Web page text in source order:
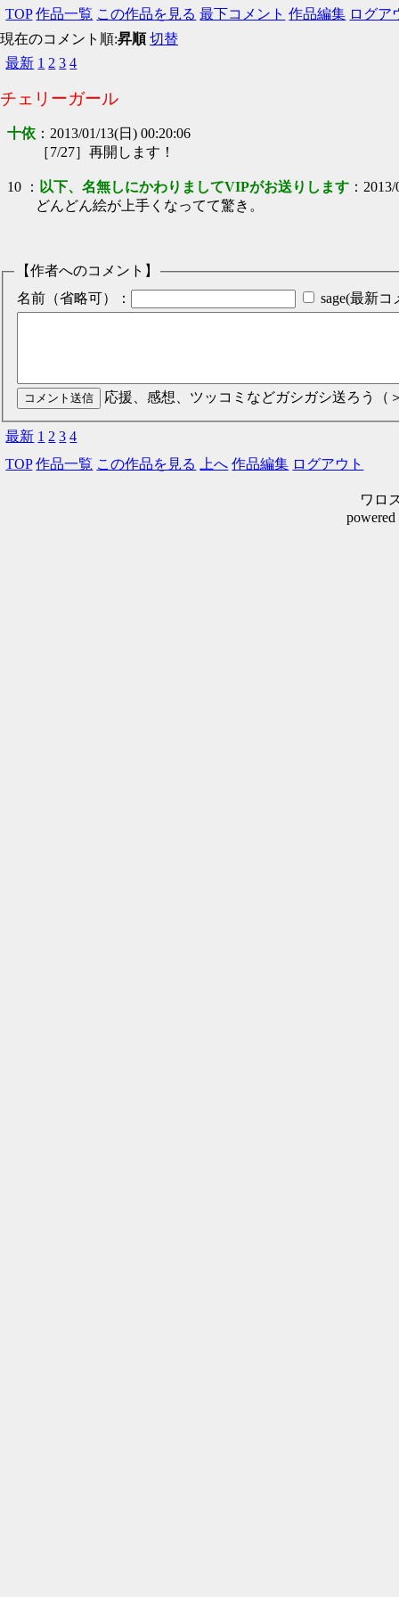
TOP 作品一覧 この作品を見る 最下コメント 作品編集 ログア
現在のコメント順:昇順 切替
最新 1 2 3 4
チェリーガール
十依 ： 2013/01/13(日) 00:20:06
［7/27］再開します！
10 ： 以下、名無しにかわりましてVIPがお送りします ：
どんどん絵が上手くなってて驚き。
【作者へのコメント】
名前（省略可）：
sage(最新
応援、感想、ツッコミなどガシガシ送ろう（
最新 1 2 3 4
TOP 作品一覧 この作品を見る 上へ 作品編集 ログアウト
ワロ